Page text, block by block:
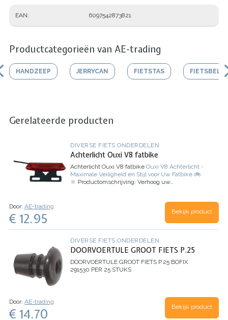
EAN 6097542873821
Productcategorieën van AE-trading
HANDZEEP JERRYCAN FIETSTAS FIETSBEL
Gerelateerde producten
DIVERSE FIETS ONDERDELEN
Achterlicht Ouxi V8 fatbike
Achterlicht Ouxi V8 fatbike Ouxi V8 Achterlicht -
Maximale Veiligheid en Stijl voor Uw Fatbike 🚲
🔆 Productomschrijving: Verhoog uw…
Door: AE-trading
€ 12.95 Bekijk product
DIVERSE FIETS ONDERDELEN
DOORVOERTULE GROOT FIETS P.25
DOORVOERTULE GROOT FIETS P.25 BOFIX
291530 PER 25 STUKS
Door: AE-trading
€ 14.70 Bekijk product